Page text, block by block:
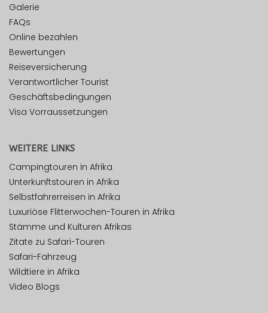
Galerie
FAQs
Online bezahlen
Bewertungen
Reiseversicherung
Verantwortlicher Tourist
Geschäftsbedingungen
Visa Vorraussetzungen
WEITERE LINKS
Campingtouren in Afrika
Unterkunftstouren in Afrika
Selbstfahrerreisen in Afrika
Luxuriöse Flitterwochen-Touren in Afrika
Stämme und Kulturen Afrikas
Zitate zu Safari-Touren
Safari-Fahrzeug
Wildtiere in Afrika
Video Blogs